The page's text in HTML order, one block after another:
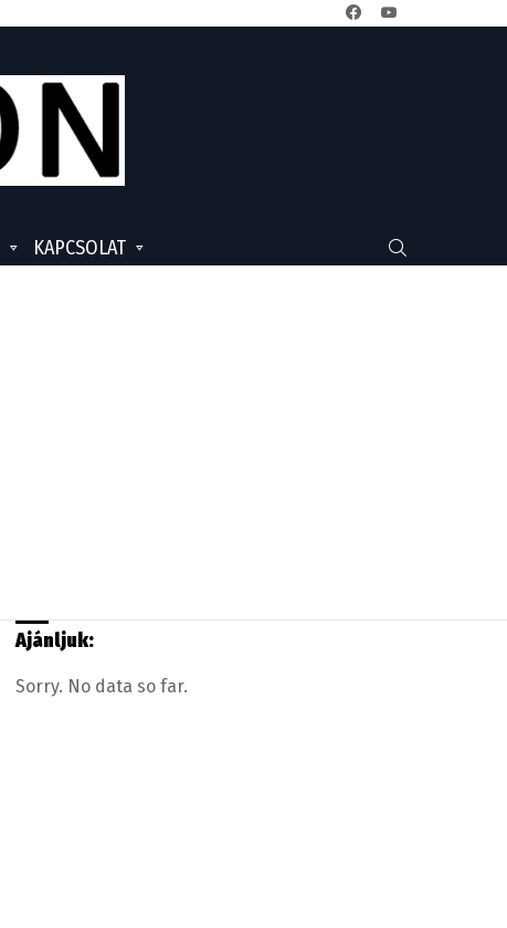
KAPCSOLAT
Ajánljuk:
Sorry. No data so far.